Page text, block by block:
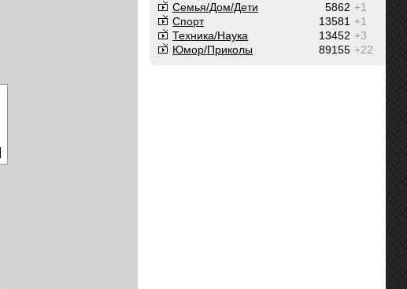
+1
5862
Семья/Дом/Дети
+1
13581
Спорт
+3
13452
Техника/Наука
+22
89155
Юмор/Приколы